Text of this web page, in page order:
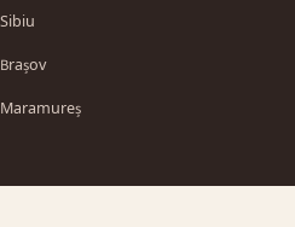
Sibiu
Brașov
Maramureș